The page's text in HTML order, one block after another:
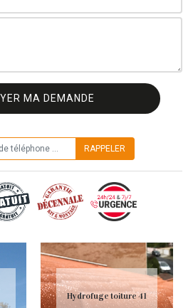
Hydrofuge toiture 41